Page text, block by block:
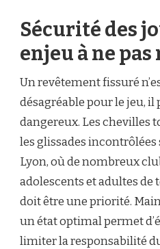
Sécurité des
enjeu à ne
Un revêtement fissuré
désagréable pour le jeu,
dangereux. Les chevilles
les glissades incontrôlées
Lyon, où de nombreux
adolescents et adultes de
doit être une priorité.
un état optimal permet
limiter la responsabilité